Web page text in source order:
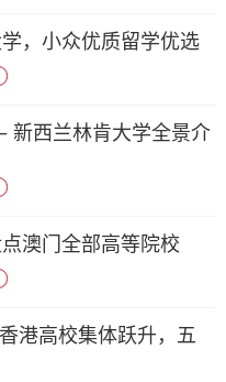
，小众优质留学优选
西兰林肯大学全景介
澳门全部高等院校
港高校集体跃升，五